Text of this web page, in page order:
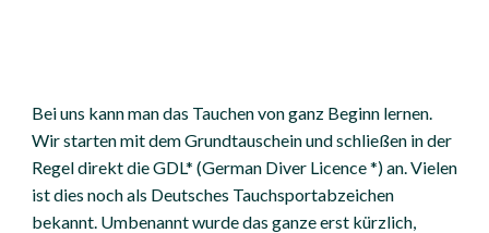
Bei uns kann man das Tauchen von ganz Beginn lernen.
Wir starten mit dem Grundtauschein und schließen in der
Regel direkt die GDL* (German Diver Licence *) an. Vielen
ist dies noch als Deutsches Tauchsportabzeichen
bekannt. Umbenannt wurde das ganze erst kürzlich,